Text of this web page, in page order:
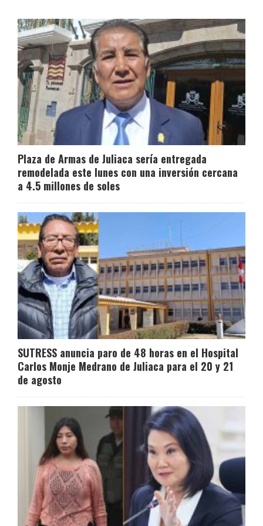
Plaza de Armas de Juliaca sería entregada
remodelada este lunes con una inversión cercana
a 4.5 millones de soles
SUTRESS anuncia paro de 48 horas en el Hospital
Carlos Monje Medrano de Juliaca para el 20 y 21
de agosto